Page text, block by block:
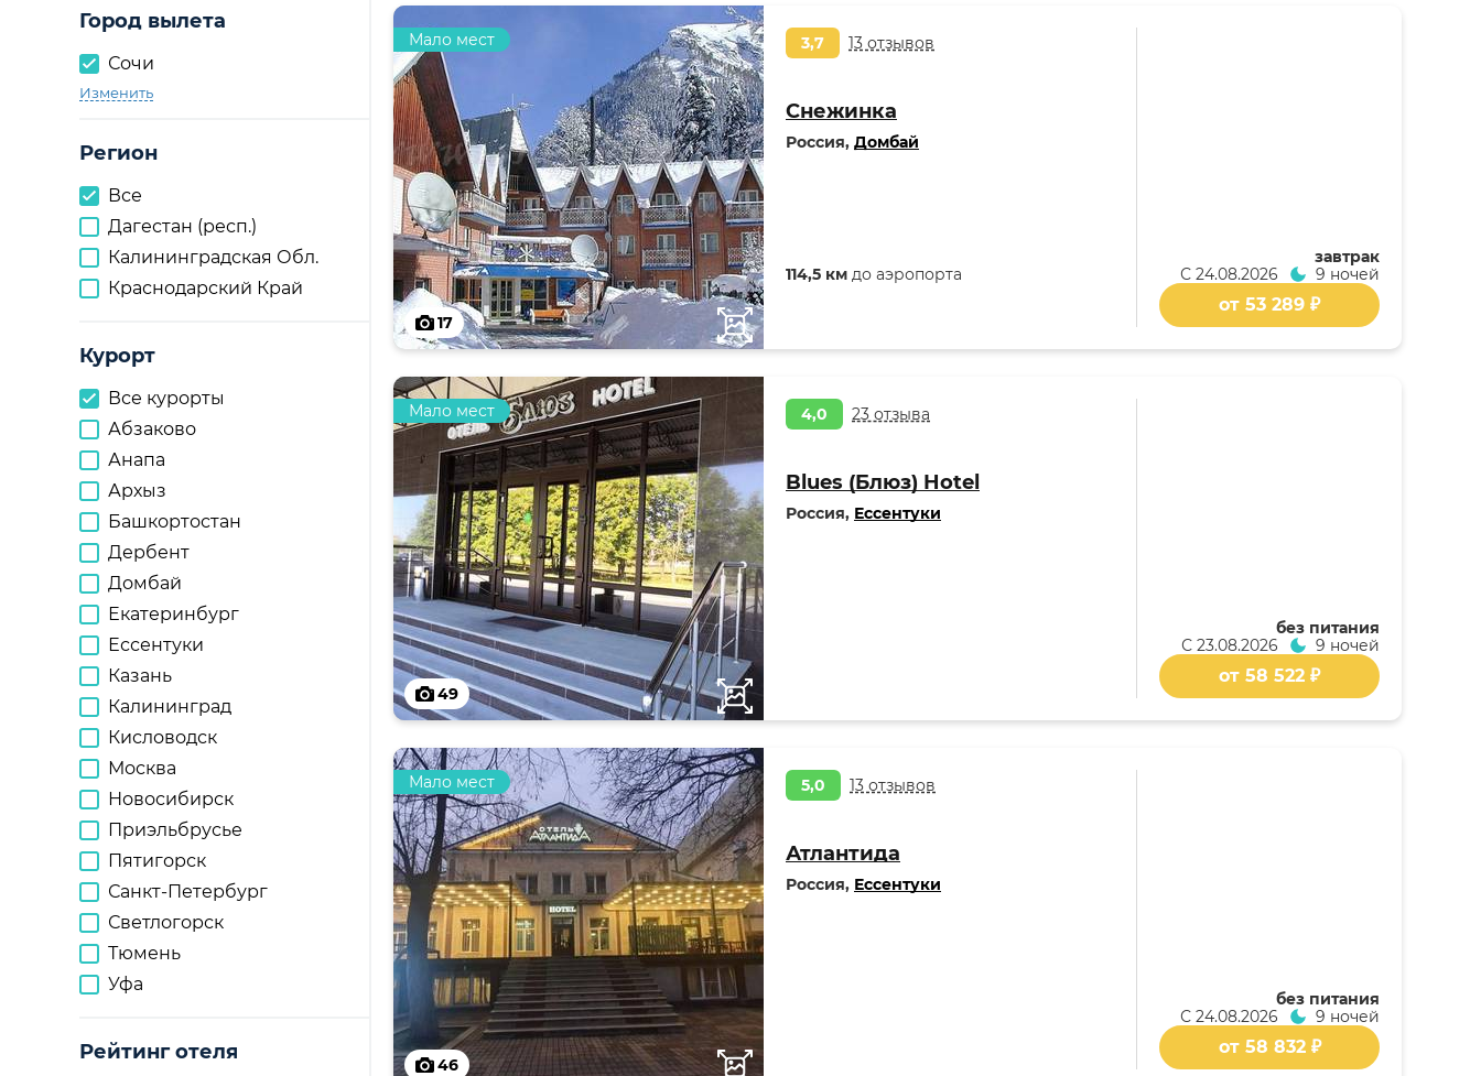
Город вылета
Сочи
Изменить
Регион
Все
Дагестан (респ.)
Калининградская Обл.
Краснодарский Край
Курорт
Все курорты
Абзаково
Анапа
Архыз
Башкортостан
Дербент
Домбай
Екатеринбург
Ессентуки
Казань
Калининград
Кисловодск
Москва
Новосибирск
Приэльбрусье
Пятигорск
Санкт-Петербург
Светлогорск
Тюмень
Уфа
Рейтинг отеля
17
Мало мест 3,7 13 отзывов
Снежинка
Россия, Домбай
114,5 км до аэропорта
завтрак
С 24.08.2026 9 ночей
от 53 289 ₽
49
Мало мест 4,0 23 отзыва
Blues (Блюз) Hotel
Россия, Ессентуки
без питания
С 23.08.2026 9 ночей
от 58 522 ₽
46
Мало мест 5,0 13 отзывов
Атлантида
Россия, Ессентуки
без питания
С 24.08.2026 9 ночей
от 58 832 ₽